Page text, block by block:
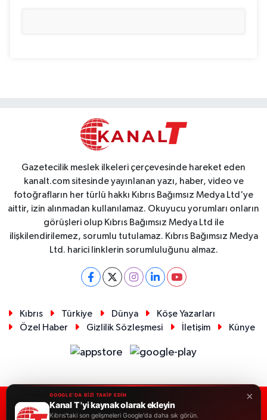
Gazetecilik meslek ilkeleri çerçevesinde hareket eden
kanalt.com sitesinde yayınlanan yazı, haber, video ve
fotoğrafların her türlü hakkı Kıbrıs Bağımsız Medya Ltd'ye
aittir, izin alınmadan kullanılamaz. Okuyucu yorumları onların
görüşleri olup Kıbrıs Bağımsız Medya Ltd ile
ilişkilendirilemez, sorumlu tutulamaz. Kıbrıs Bağımsız Medya
Ltd. harici linklerin sorumluluğunu almaz.
Kıbrıs Türkiye Dünya
Köşe Yazarları
Özel Haber
Gizlilik Sözleşmesi İletişim Künye
RSS Copyright © 2026. Her hakkı saklıdır.
×
GOOGLE'DA BİZİ TAKİP EDİN
Kanal T 'yi kaynak olarak ekleyin
Kıbrıs'taki son gelişmeleri Google'da daha sık görün.